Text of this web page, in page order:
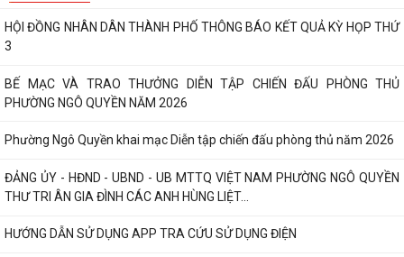
HỘI ĐỒNG NHÂN DÂN THÀNH PHỐ THÔNG BÁO KẾT QUẢ KỲ HỌP THỨ
3
BẾ MẠC VÀ TRAO THƯỞNG DIỄN TẬP CHIẾN ĐẤU PHÒNG THỦ
PHƯỜNG NGÔ QUYỀN NĂM 2026
Phường Ngô Quyền khai mạc Diễn tập chiến đấu phòng thủ năm 2026
ĐẢNG ỦY - HĐND - UBND - UB MTTQ VIỆT NAM PHƯỜNG NGÔ QUYỀN
THƯ TRI ÂN GIA ĐÌNH CÁC ANH HÙNG LIỆT...
HƯỚNG DẪN SỬ DỤNG APP TRA CỨU SỬ DỤNG ĐIỆN